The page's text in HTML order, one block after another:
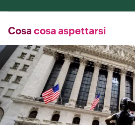
Cosa cosa aspettarsi